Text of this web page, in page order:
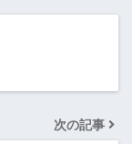
次の記事